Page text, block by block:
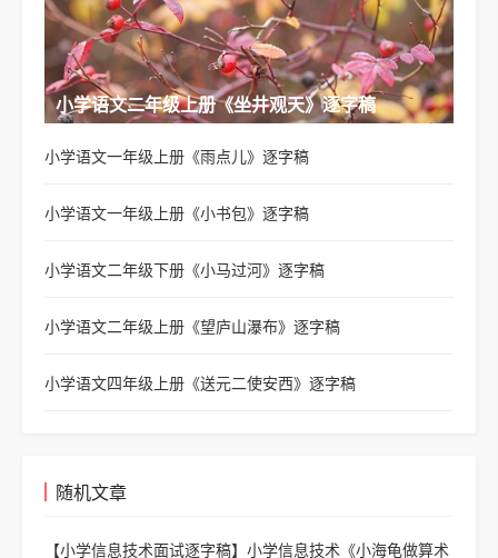
小学语文二年级上册《坐井观天》逐字稿
小学语文一年级上册《雨点儿》逐字稿
小学语文一年级上册《小书包》逐字稿
小学语文二年级下册《小马过河》逐字稿
小学语文二年级上册《望庐山瀑布》逐字稿
小学语文四年级上册《送元二使安西》逐字稿
随机文章
【小学信息技术面试逐字稿】 小学信息技术《小海龟做算术